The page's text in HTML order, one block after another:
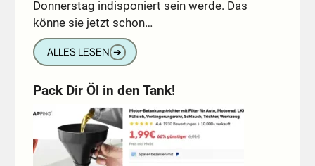
Donnerstag indisponiert sein werde. Das
könne sie jetzt schon…
ALLES LESEN ➔
Pack Dir Öl in den Tank!